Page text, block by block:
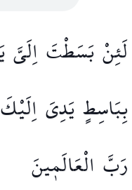
لَئِنْبَسَطْتَاِلَيَّ
بِبَاسِطٍيَدِيَاِلَيْكَ
رَبَّ الْعَالَم۪ينَ